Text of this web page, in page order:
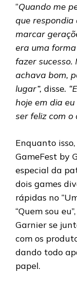
“Quando me
que respondia
marcar
era uma
fazer sucesso.
achava bom,
lugar”, disse.
hoje em dia
ser feliz com o
Enquanto
GameFest by
especial da
dois games
rápidas no
“Quem sou
Garnier se
com os
dando todo
papel.